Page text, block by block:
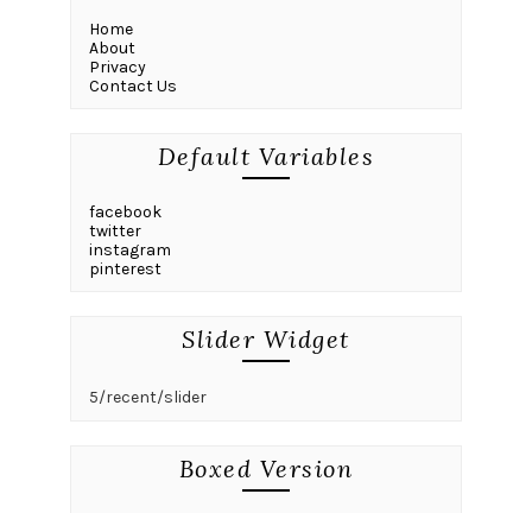
Home
About
Privacy
Contact Us
Default Variables
facebook
twitter
instagram
pinterest
Slider Widget
5/recent/slider
Boxed Version